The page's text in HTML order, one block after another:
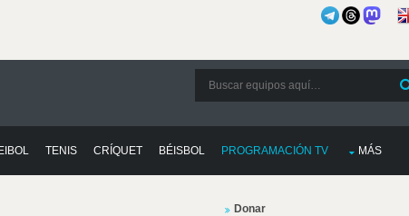
TENIS CRÍQUET BÉISBOL PROGRAMACIÓN TV MÁS
Donar